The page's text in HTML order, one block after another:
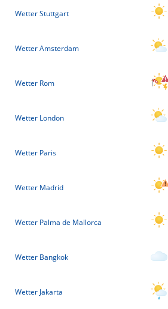
Wetter Stuttgart
Wetter Amsterdam
Wetter Rom
Wetter London
Wetter Paris
Wetter Madrid
Wetter Palma de Mallorca
Wetter Bangkok
Wetter Jakarta